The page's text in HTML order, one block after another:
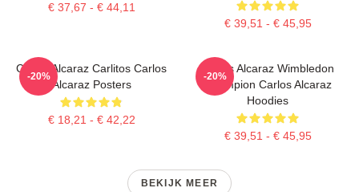
€ 37,67 - € 44,11
€ 39,51 - € 45,95
Carlos Alcaraz Carlitos Carlos
Alcaraz Posters
€ 18,21 - € 42,22
-20%
Carlos Alcaraz Wimbledon
Champion Carlos Alcaraz
Hoodies
€ 39,51 - € 45,95
-20%
BEKIJK MEER